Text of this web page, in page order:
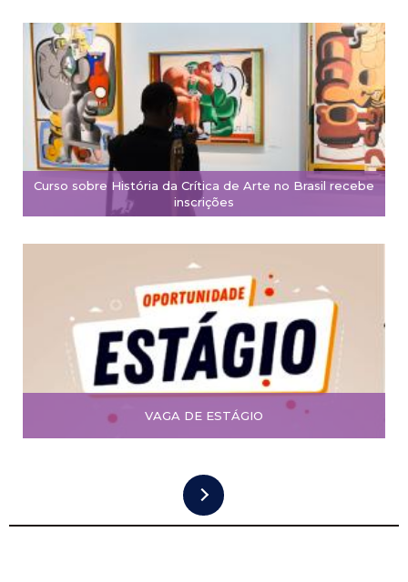
Curso sobre História da Crítica de Arte no Brasil recebe
inscrições
VAGA DE ESTÁGIO